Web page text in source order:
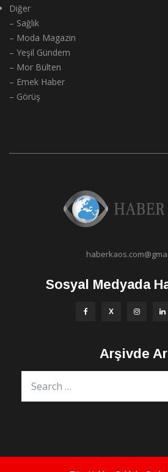
Diğer
– Sağlık
– Moda Magazin
– Yeşil Gündem
– Mor Bülten
– Emek Haber
– Görüş
Sosyal Medyada
Arşivde